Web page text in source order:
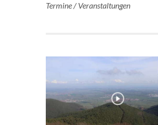
Termine / Veranstaltungen